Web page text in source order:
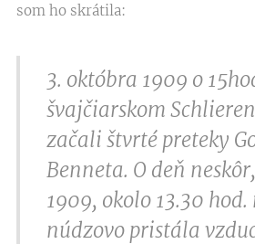
som ho skrátila:
3. októbra 1909 o
švajčiarskom
začali štvrté preteky
Benneta. O deň
1909, okolo 13.30
núdzovo pristála